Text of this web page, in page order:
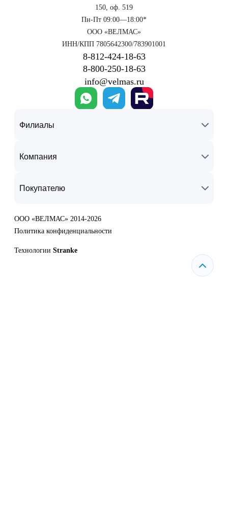
150, оф. 519
Пн-Пт 09:00—18:00*
ООО «ВЕЛМАС»
ИНН/КПП 7805642300/783901001
8‑812‑424‑18‑63
8‑800‑250‑18‑63
info@velmas.ru
Филиалы
Компания
Покупателю
ООО «ВЕЛМАС» 2014-2026
Политика конфиденциальности
Технологии Stranke